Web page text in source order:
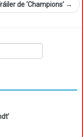
de ‘Champions’ →